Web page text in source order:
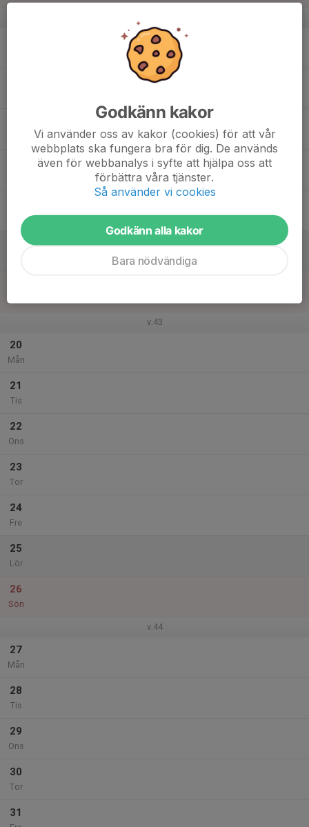
v.43
20
Mån
21
Tis
22
Ons
23
Tor
24
Fre
25
Lör
26
Sön
v.44
27
Mån
28
Tis
29
Ons
30
Tor
31
Godkänn kakor
Vi använder oss av kakor (cookies) för att vår
webbplats ska fungera bra för dig. De används
även för webbanalys i syfte att hjälpa oss att
förbättra våra tjänster.
Så använder vi cookies
Godkänn alla kakor
Bara nödvändiga